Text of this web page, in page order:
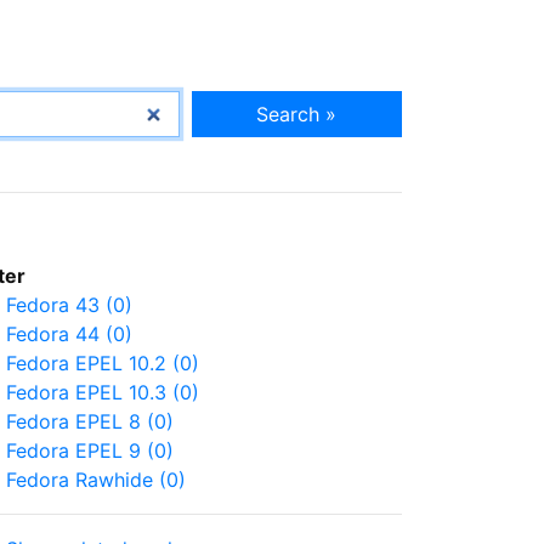
Search »
Fedora 43 (0)
Fedora 44 (0)
Fedora EPEL 10.2 (0)
Fedora EPEL 10.3 (0)
Fedora EPEL 8 (0)
Fedora EPEL 9 (0)
Fedora Rawhide (0)